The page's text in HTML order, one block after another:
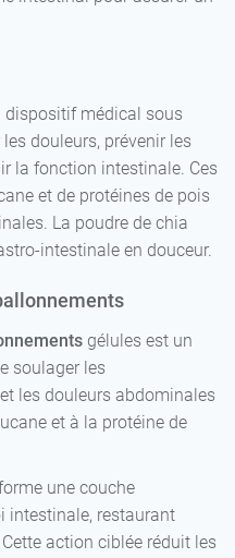
dispositif médical sous
douleurs, prévenir les
la fonction intestinale. Ces
et de protéines de pois
La poudre de chia
intestinale en douceur.
gélules est un
soulager les
les douleurs abdominales
et à la protéine de
une couche
intestinale, restaurant
action ciblée réduit les